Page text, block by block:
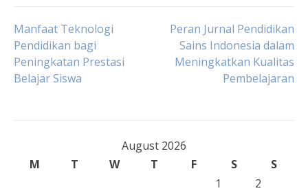
Post
navigation
Manfaat Teknologi
Pendidikan bagi
Peningkatan Prestasi
Belajar Siswa
Peran Jurnal Pendidikan
Sains Indonesia dalam
Meningkatkan Kualitas
Pembelajaran
August 2026
M
T W T F S
S
1
2